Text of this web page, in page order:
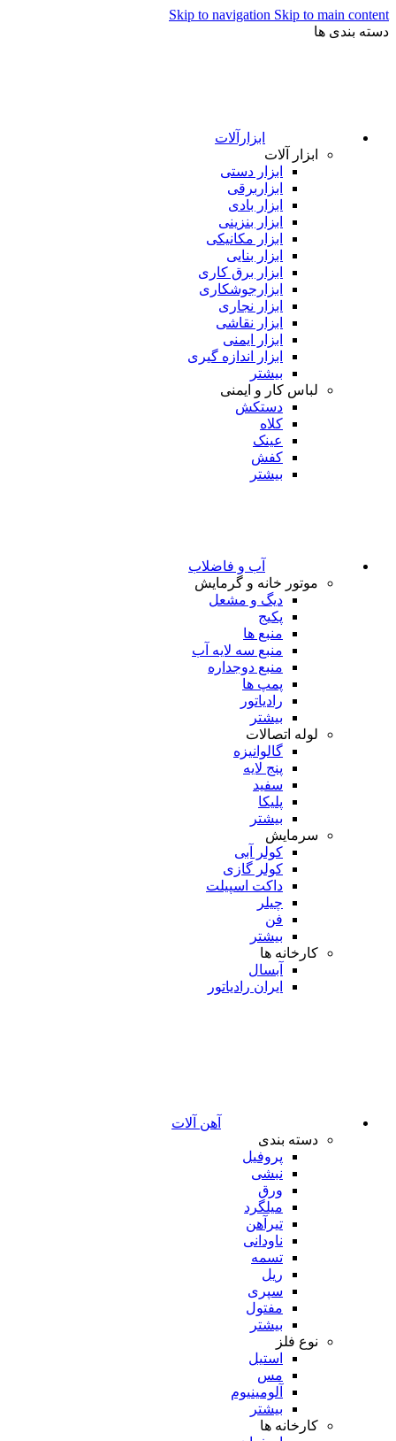
Skip to navigation Skip to main content
دسته بندی ها
ابزارآلات
ابزار آلات
ابزار دستی
ابزاربرقی
ابزار بادی
ابزار بنزینی
ابزار مکانیکی
ابزار بنایی
ابزار برق کاری
ابزارجوشکاری
ابزار نجاری
ابزار نقاشی
ابزار ایمنی
ابزار اندازه گیری
بیشتر
لباس کار و ایمنی
دستکش
کلاه
عینک
کفش
بیشتر
آب و فاضلاب
موتور خانه و گرمایش
دیگ و مشعل
پکیج
منبع ها
منبع سه لایه آب
منبع دوجداره
پمپ ها
رادیاتور
بیشتر
لوله اتصالات
گالوانیزه
پنج لایه
سفید
پلیکا
بیشتر
سرمایش
کولر آبی
کولر گازی
داکت اسپیلت
چیلر
فن
بیشتر
کارخانه ها
آبسال
ایران رادیاتور
آهن آلات
دسته بندی
پروفیل
نبشی
ورق
میلگرد
تیرآهن
ناودانی
تسمه
ریل
سپری
مفتول
بیشتر
نوع فلز
استیل
مس
آلومینیوم
بیشتر
کارخانه ها